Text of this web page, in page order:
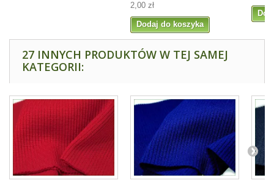
2,00 zł
Dodaj do koszyka
27 INNYCH PRODUKTÓW W TEJ SAMEJ
KATEGORII: